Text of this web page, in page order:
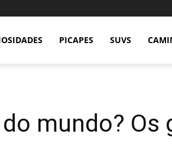
PICAPES SUVS
mundo? Os